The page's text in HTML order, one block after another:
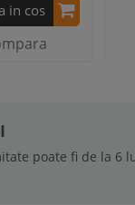
in cos
fi de la 6 luni la